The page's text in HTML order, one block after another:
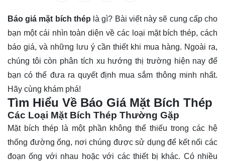
Báo giá mặt bích thép là gì? Bài viết này sẽ cung cấpcho
bạn một cái nhìn toàn diện về các loại mặt bích thép, cách
báo giá, và những lưu ý cần thiết khi mua hàng. Ngoài ra,
chúng tôi còn phân tích xu hướng thị trường hiện nay để
bạn có thể đưa ra quyết định mua sắm thông minh nhất.
Hãy cùng khám phá!
Tìm Hiểu Về Báo Giá Mặt Bích Thép
Các Loại Mặt Bích Thép Thường Gặp
Mặt bích thép là một phần không thể thiếu trong các hệ
thống đường ống, nơi chúng được sử dụng để kết nối các
đoạn ống với nhau hoặc với các thiết bị khác. Có nhiều